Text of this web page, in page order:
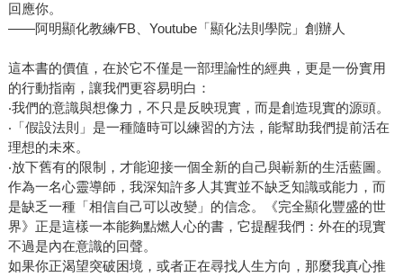
回應你。
——阿明顯化教練∕FB、Youtube「顯化法則學院」創辦人
這本書的價值，在於它不僅是一部理論性的經典，更是一份實用
的行動指南，讓我們更容易明白：
‧我們的意識與想像力，不只是反映現實，而是創造現實的源頭。
‧「假設法則」是一種隨時可以練習的方法，能幫助我們提前活在
理想的未來。
‧放下舊有的限制，才能迎接一個全新的自己與嶄新的生活藍圖。
作為一名心靈導師，我深知許多人其實並不缺乏知識或能力，而
是缺乏一種「相信自己可以改變」的信念。《完全顯化豐盛的世
界》正是這樣一本能夠點燃人心的書，它提醒我們：外在的現實
不過是內在意識的回聲。
如果你正渴望突破困境，或者正在尋找人生方向，那麼我真心推